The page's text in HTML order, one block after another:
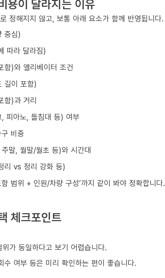
용이 달라지는 이유
정해지지 않고, 보통 아래 요소가 함께 반영됩니다.
중심)
따라 달라짐)
함)와 엘리베이터 조건
길이 포함)
함)과 거리
피아노, 돌침대 등) 여부
비중
말, 월말/월초 등)와 시간대
리 vs 정리 강화 등)
함 범위 + 인원/차량 구성’까지 같이 봐야 정확합니다.
체크포인트
가 동일하다고 보기 어렵습니다.
수 여부 등은 미리 확인하는 편이 좋습니다.